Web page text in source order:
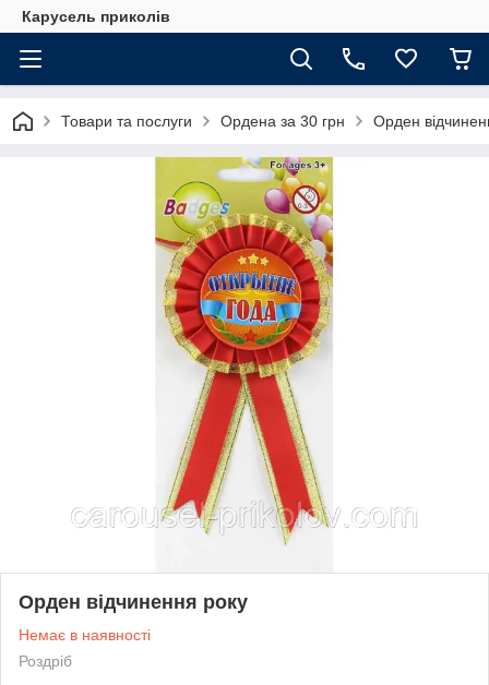
Карусель приколів
Товари та послуги Ордена за 30 грн Орден
Орден відчинення року
Немає в наявності
Роздріб